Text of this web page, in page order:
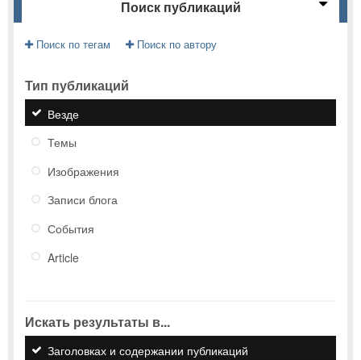
Поиск публикаций
Поиск по тегам Поиск по автору
Тип публикаций
Везде
Темы
Изображения
Записи блога
События
Article
Искать результаты в...
Заголовках и содержании публикаций